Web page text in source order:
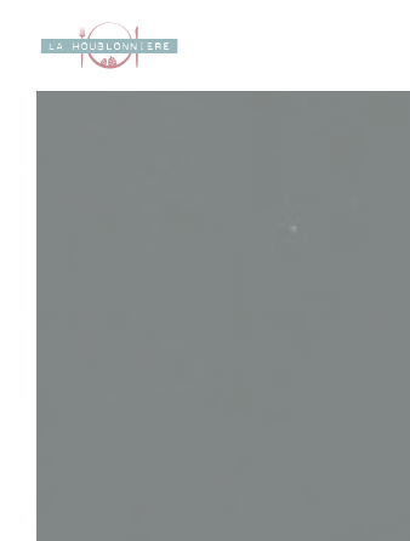
Personalización de sus opciones de cookies